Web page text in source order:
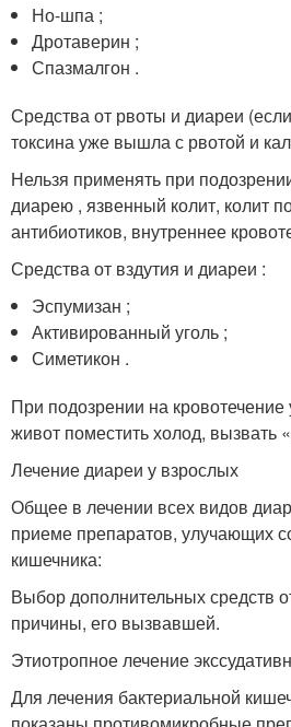
Но-шпа ;
Дротаверин ;
Спазмалгон .
Средства от рвоты и диареи
токсина уже вышла с рвотой и
Нельзя применять при
диарею , язвенный колит, колит
антибиотиков, внутреннее
Средства от вздутия и диареи :
Эспумизан ;
Активированный уголь ;
Симетикон .
При подозрении на кровотечение
живот поместить холод, вызвать
Лечение диареи у взрослых
Общее в лечении всех видов
приеме препаратов, улучающих
кишечника:
Выбор дополнительных средств
причины, его вызвавшей.
Этиотропное лечение
Для лечения бактериальной